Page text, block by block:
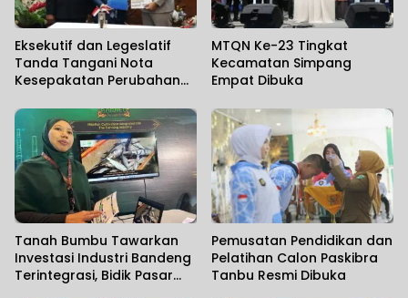
Eksekutif dan Legeslatif
Tanda Tangani Nota
Kesepakatan Perubahan
MTQN Ke-23 Tingkat
Kecamatan Simpang
Empat Dibuka
Tanah Bumbu Tawarkan
Investasi Industri Bandeng
Terintegrasi, Bidik Pasar
Pemusatan Pendidikan dan
Pelatihan Calon Paskibra
Tanbu Resmi Dibuka